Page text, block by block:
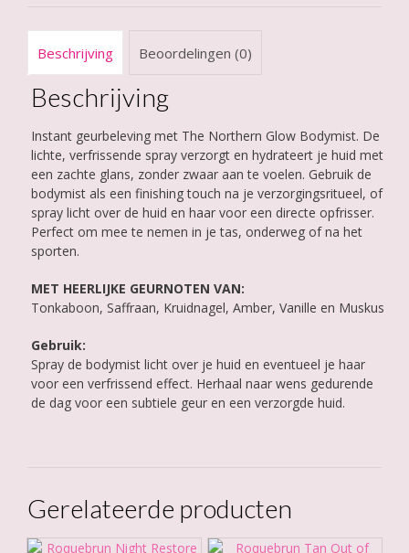
Beschrijving Beoordelingen (0)
Beschrijving
Instant geurbeleving met The Northern Glow Bodymist. De
lichte, verfrissende spray verzorgt en hydrateert je huid met
een zachte glans, zonder zwaar aan te voelen. Gebruik de
bodymist als een finishing touch na je verzorgingsritueel, of
spray licht over de huid en haar voor een directe opfrisser.
Perfect om mee te nemen in je tas, onderweg of na het
sporten.
MET HEERLIJKE GEURNOTEN VAN:
Tonkaboon, Saffraan, Kruidnagel, Amber, Vanille en Muskus
Gebruik:
Spray de bodymist licht over je huid en eventueel je haar
voor een verfrissend effect. Herhaal naar wens gedurende
de dag voor een subtiele geur en een verzorgde huid.
Gerelateerde producten